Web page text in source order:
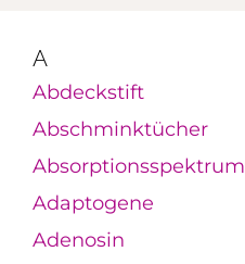
A
Abdeckstift
Abschminktücher
Absorptionsspektrum
Adaptogene
Adenosin